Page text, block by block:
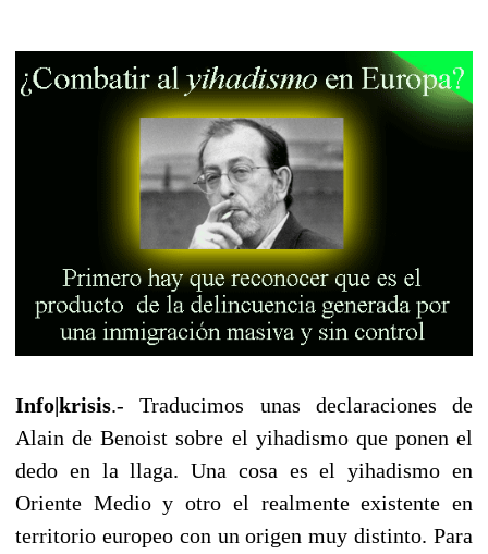
Info|krisis.- Traducimos unas declaraciones de
Alain de Benoist sobre el yihadismo que ponen el
dedo en la llaga. Una cosa es el yihadismo en
Oriente Medio y otro el realmente existente en
territorio europeo con un origen muy distinto. Para